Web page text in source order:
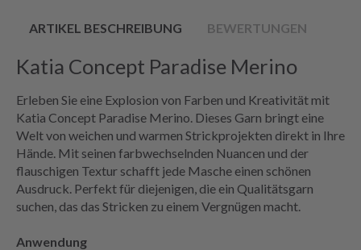
ARTIKEL BESCHREIBUNG BEWERTUNGEN
Katia Concept Paradise Merino
Erleben Sie eine Explosion von Farben und Kreativität mit
Katia Concept Paradise Merino. Dieses Garn bringt eine
Welt von weichen und warmen Strickprojekten direkt in Ihre
Hände. Mit seinen farbwechselnden Nuancen und der
flauschigen Textur schafft jede Masche einen schönen
Ausdruck. Perfekt für diejenigen, die ein Qualitätsgarn
suchen, das das Stricken zu einem Vergnügen macht.
Anwendung